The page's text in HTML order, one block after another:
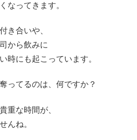
なってきます。
き合いや、
から飲みに
時にも起こっています。
ってるのは、何ですか？
重な時間が、
んね。